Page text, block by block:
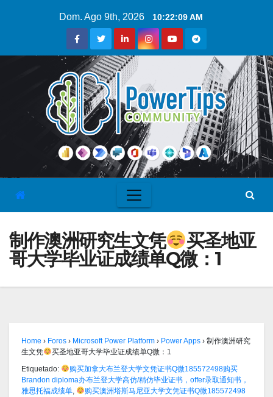
Dom. Ago 9th, 2026 10:22:10 AM
制作澳洲研究生文凭
买圣地亚
哥大学毕业证成绩单Q微：1
Home › Foros › Microsoft Power Platform › Power Apps › 制作澳洲研究
生文凭
买圣地亚哥大学毕业证成绩单Q微：1
Etiquetado:
购买加拿大布兰登大学文凭证书Q微185572498购买
Brandon diploma办布兰登大学高仿/精仿毕业证书，offer录取通知书，
雅思托福成绩单,
购买澳洲塔斯马尼亚大学文凭证书Q微185572498